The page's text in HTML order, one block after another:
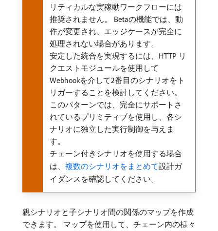
リティカルな実稼動ワークフローには
推奨されません。 Betaの機能では、動
作が変更され、エッジケースが完全に
処理されない場合があります。
安定した統合を実現するには、HTTP リ
クエストモジュールを使用して
Webhookを介して2番目のシナリオをト
リガーすることを検討してください。
このパターンでは、完全にサポートさ
れているプリミティブを使用し、各シ
ナリオに独立した実行制御を与えま
す。
チェーン付きシナリオを使用する場合
は、 複数のシナリオをまとめて設計ガ
イダンスを確認してください。
親シナリオと子シナリオ間の関係のマップを作成
できます。 マップを使用して、チェーン内の様々